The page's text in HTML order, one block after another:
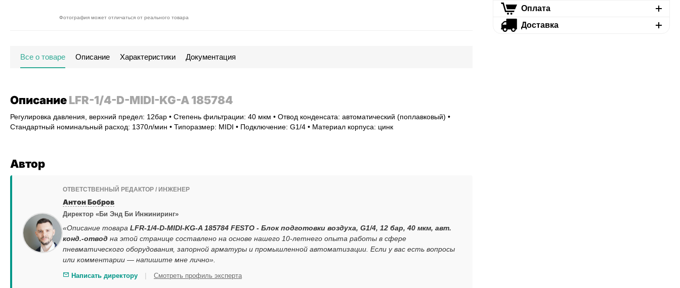
Фотография может отличаться от реального товара
Оплата
Доставка
Все о товаре Описание Характеристики Документация
ОписаниеLFR-1/4-D-MIDI-KG-A 185784
Регулировка давления, верхний предел: 12бар • Степень фильтрации: 40 мкм • Отвод конденсата: автоматический (поплавковый) •
Стандартный номинальный расход: 1370л/мин • Типоразмер: MIDI • Подключение: G1/4 • Материал корпуса: цинк
Автор
ОТВЕТСТВЕННЫЙ РЕДАКТОР / ИНЖЕНЕР
Антон Бобров
Директор «Би Энд Би Инжиниринг»
«Описание товара LFR-1/4-D-MIDI-KG-A 185784 FESTO - Блок подготовки воздуха, G1/4, 12 бар, 40 мкм, авт.
конд.-отвод на этой странице составлено на основе нашего 10-летнего опыта работы в сфере
пневматического оборудования, запорной арматуры и промышленной автоматизации. Если у вас есть вопросы
или комментарии — напишите мне лично».
Написать директору | Смотреть профиль эксперта